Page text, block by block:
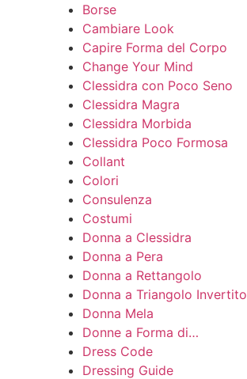
Borse
Cambiare Look
Capire Forma del Corpo
Change Your Mind
Clessidra con Poco Seno
Clessidra Magra
Clessidra Morbida
Clessidra Poco Formosa
Collant
Colori
Consulenza
Costumi
Donna a Clessidra
Donna a Pera
Donna a Rettangolo
Donna a Triangolo Invertito
Donna Mela
Donne a Forma di…
Dress Code
Dressing Guide